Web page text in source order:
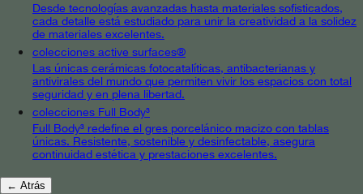
Desde tecnologías avanzadas hasta materiales sofisticados,
cada detalle está estudiado para unir la creatividad a la solidez
de materiales excelentes.
colecciones active surfaces®
Las únicas cerámicas fotocatalíticas, antibacterianas y
antivirales del mundo que permiten vivir los espacios con total
seguridad y en plena libertad.
colecciones Full Body³
Full Body³ redefine el gres porcelánico macizo con tablas
únicas. Resistente, sostenible y desinfectable, asegura
continuidad estética y prestaciones excelentes.
← Atrás